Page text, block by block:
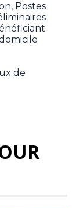
Postes
de